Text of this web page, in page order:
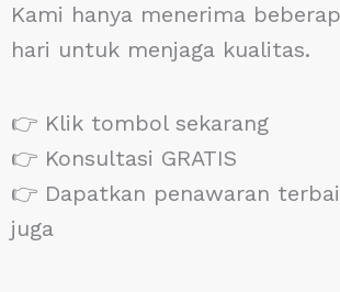
Kami hanya menerima
hari untuk menjaga kualitas.
👉 Klik tombol sekarang
👉 Konsultasi GRATIS
👉 Dapatkan penawaran
juga